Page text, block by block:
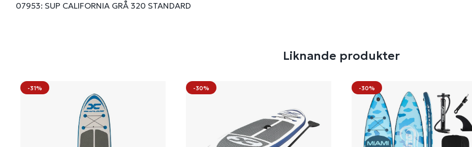
07953: SUP CALIFORNIA GRÅ 320 STANDARD
Liknande produkter
-31% -30% -30%